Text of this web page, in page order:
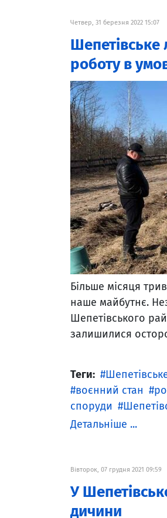
Четвер, 31 березня 2022 15:07
Шепетівське
роботу в
Більше місяця
наше майбутнє.
Шепетівського
залишилися
Теги:
воєнний стан
споруди
Детальніше ...
Вівторок, 07 грудня 2021 09:59
У
дичини